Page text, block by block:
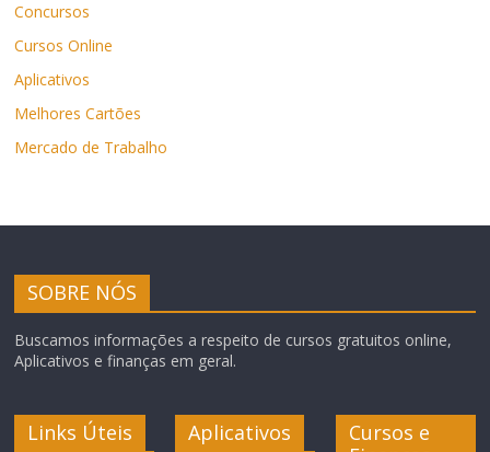
Concursos
Cursos Online
Aplicativos
Melhores Cartões
Mercado de Trabalho
SOBRE NÓS
Buscamos informações a respeito de cursos gratuitos online,
Aplicativos e finanças em geral.
Links Úteis Aplicativos
Cursos e